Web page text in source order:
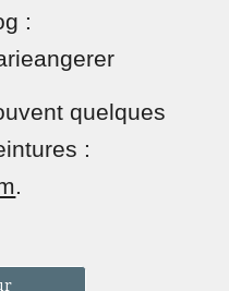
:
quelques
:
.